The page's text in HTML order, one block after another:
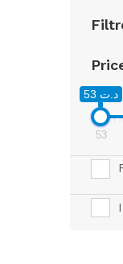
د.ت 53
53